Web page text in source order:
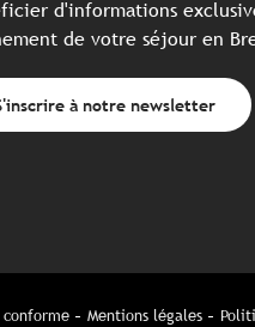
d'informations
de votre séjour en
à notre newsletter
Mentions légales